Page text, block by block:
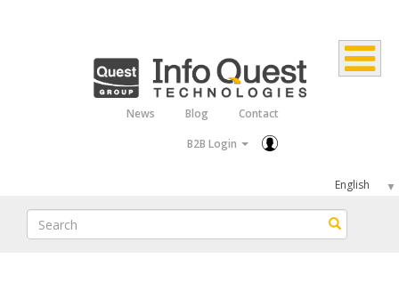
News Blog
Contact
B2B Login
Select
your
language
Search Search